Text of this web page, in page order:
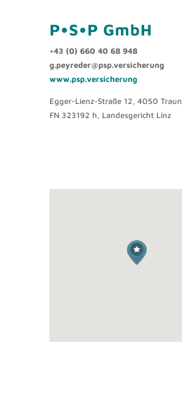
P•S•P GmbH
+43 (0) 660 40 68 948
g.peyreder@psp.versicherung
www.psp.versicherung
Egger-Lienz-Straße 12, 4050 Traun
FN 323192 h, Landesgericht Linz